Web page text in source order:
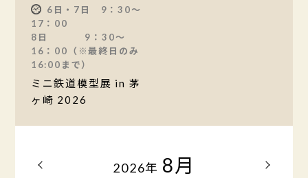
6日・7日 9：30～
17：00
8日 9：30〜
16：00（※最終日のみ
16:00まで）
ミニ鉄道模型展 in 茅
ヶ崎 2026
2026年 8月